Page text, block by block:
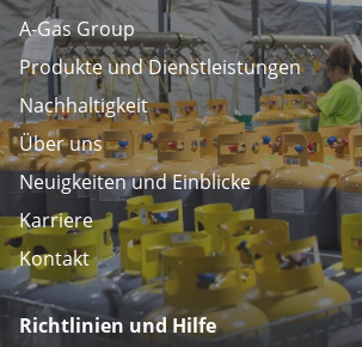
A-Gas Group
Produkte und Dienstleistungen
Nachhaltigkeit
Über uns
Neuigkeiten und Einblicke
Karriere
Kontakt
Richtlinien und Hilfe